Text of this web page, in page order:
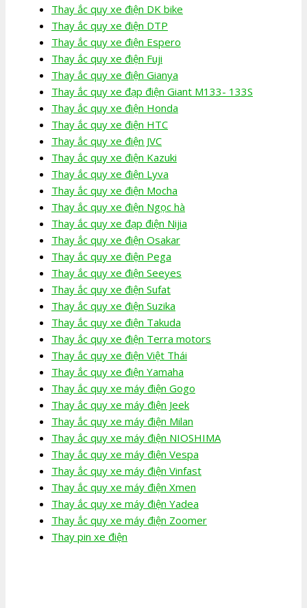
Thay ắc quy xe điện DK bike
Thay ắc quy xe điện DTP
Thay ắc quy xe điện Espero
Thay ắc quy xe điện Fuji
Thay ắc quy xe điện Gianya
Thay ắc quy xe đạp điện Giant M133- 133S
Thay ắc quy xe điện Honda
Thay ắc quy xe điện HTC
Thay ắc quy xe điện JVC
Thay ắc quy xe điện Kazuki
Thay ắc quy xe điện Lyva
Thay ắc quy xe điện Mocha
Thay ắc quy xe điện Ngọc hà
Thay ắc quy xe đạp điện Nijia
Thay ắc quy xe điện Osakar
Thay ắc quy xe điện Pega
Thay ắc quy xe điện Seeyes
Thay ắc quy xe điện Sufat
Thay ắc quy xe điện Suzika
Thay ắc quy xe điện Takuda
Thay ắc quy xe điện Terra motors
Thay ắc quy xe điện Việt Thái
Thay ắc quy xe điện Yamaha
Thay ắc quy xe máy điện Gogo
Thay ắc quy xe máy điện Jeek
Thay ắc quy xe máy điện Milan
Thay ắc quy xe máy điện NIOSHIMA
Thay ắc quy xe máy điện Vespa
Thay ắc quy xe máy điện Vinfast
Thay ắc quy xe máy điện Xmen
Thay ắc quy xe máy điện Yadea
Thay ắc quy xe máy điện Zoomer
Thay pin xe điện